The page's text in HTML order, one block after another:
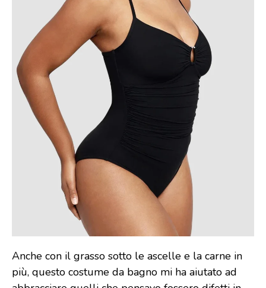
Anche con il grasso sotto le ascelle e la carne in
più, questo costume da bagno mi ha aiutato ad